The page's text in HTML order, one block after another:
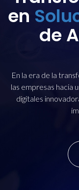
en
de
En la era de la
las empresas hacia
digitales